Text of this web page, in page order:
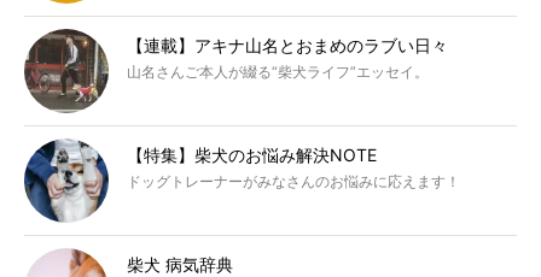
【連載】アキナ山名とおまめのラブい日々
山名さんご本人が綴る“柴犬ライフ”エッセイ。
【特集】柴犬のお悩み解決NOTE
ドッグトレーナーがみなさんのお悩みに応えます！
柴犬 病気辞典